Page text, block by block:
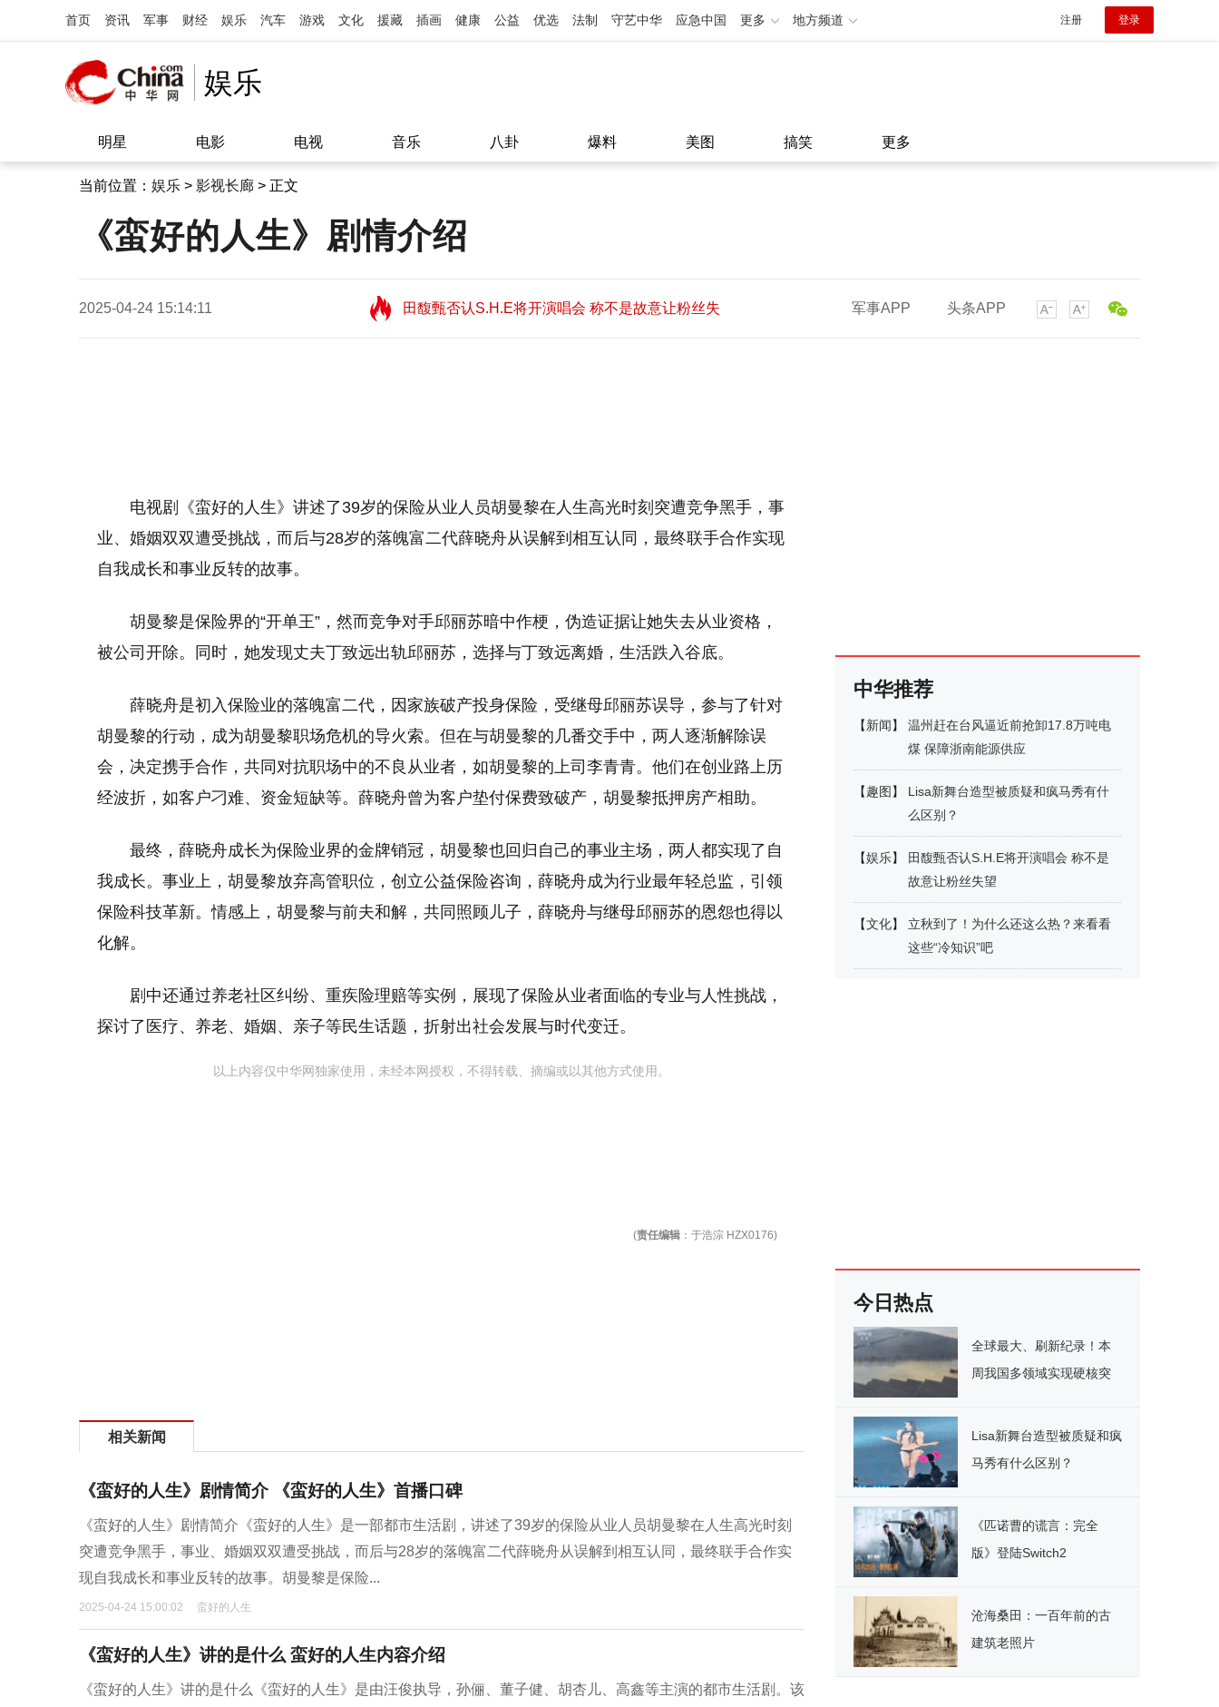
首页 资讯 军事 财经 娱乐 汽车 游戏 文化 援藏 插画 健康 公益 优选 法制 守艺中华 应急中国 更多 地方频道 注册 登录
娱乐
明星 电影 电视 音乐 八卦 爆料 美图 搞笑 更多
当前位置： 娱乐 > 影视长廊 > 正文
《蛮好的人生》剧情介绍
2025-04-24 15:14:11
田馥甄否认S.H.E将开演唱会 称不是故意让粉丝失
望11:08
田馥甄否认S.H.E将开演唱会 称不是故意让粉丝失
军事APP 头条APP
电视剧《蛮好的人生》讲述了39岁的保险从业人员胡曼黎在人生高光时刻突遭竞争黑手，事
业、婚姻双双遭受挑战，而后与28岁的落魄富二代薛晓舟从误解到相互认同，最终联手合作实现
自我成长和事业反转的故事。
胡曼黎是保险界的“开单王”，然而竞争对手邱丽苏暗中作梗，伪造证据让她失去从业资格，
被公司开除。同时，她发现丈夫丁致远出轨邱丽苏，选择与丁致远离婚，生活跌入谷底。
薛晓舟是初入保险业的落魄富二代，因家族破产投身保险，受继母邱丽苏误导，参与了针对
胡曼黎的行动，成为胡曼黎职场危机的导火索。但在与胡曼黎的几番交手中，两人逐渐解除误
会，决定携手合作，共同对抗职场中的不良从业者，如胡曼黎的上司李青青。他们在创业路上历
经波折，如客户刁难、资金短缺等。薛晓舟曾为客户垫付保费致破产，胡曼黎抵押房产相助。
最终，薛晓舟成长为保险业界的金牌销冠，胡曼黎也回归自己的事业主场，两人都实现了自
我成长。事业上，胡曼黎放弃高管职位，创立公益保险咨询，薛晓舟成为行业最年轻总监，引领
保险科技革新。情感上，胡曼黎与前夫和解，共同照顾儿子，薛晓舟与继母邱丽苏的恩怨也得以
化解。
剧中还通过养老社区纠纷、重疾险理赔等实例，展现了保险从业者面临的专业与人性挑战，
探讨了医疗、养老、婚姻、亲子等民生话题，折射出社会发展与时代变迁。
以上内容仅中华网独家使用，未经本网授权，不得转载、摘编或以其他方式使用。
(责任编辑 ：于浩淙 HZX0176)
相关新闻
《蛮好的人生》剧情简介 《蛮好的人生》首播口碑
《蛮好的人生》剧情简介《蛮好的人生》是一部都市生活剧，讲述了39岁的保险从业人员胡曼黎在人生高光时刻
突遭竞争黑手，事业、婚姻双双遭受挑战，而后与28岁的落魄富二代薛晓舟从误解到相互认同，最终联手合作实
现自我成长和事业反转的故事。胡曼黎是保险...
2025-04-24 15:00:02 蛮好的人生
《蛮好的人生》讲的是什么 蛮好的人生内容介绍
《蛮好的人生》讲的是什么《蛮好的人生》是由汪俊执导，孙俪、董子健、胡杏儿、高鑫等主演的都市生活剧。该
中华推荐
【新闻】
温州赶在台风逼近前抢卸17.8万吨电
煤 保障浙南能源供应
【趣图 】
Lisa新舞台造型被质疑和疯马秀有什
么区别？
【娱乐】
田馥甄否认S.H.E将开演唱会 称不是
故意让粉丝失望
【文化】
立秋到了！为什么还这么热？来看看
这些“冷知识”吧
今日热点
全球最大、刷新纪录！本
周我国多领域实现硬核突
Lisa新舞台造型被质疑和疯
马秀有什么区别？
《匹诺曹的谎言：完全
版》登陆Switch2
沧海桑田：一百年前的古
建筑老照片